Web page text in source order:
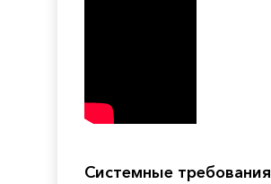
Системные требования